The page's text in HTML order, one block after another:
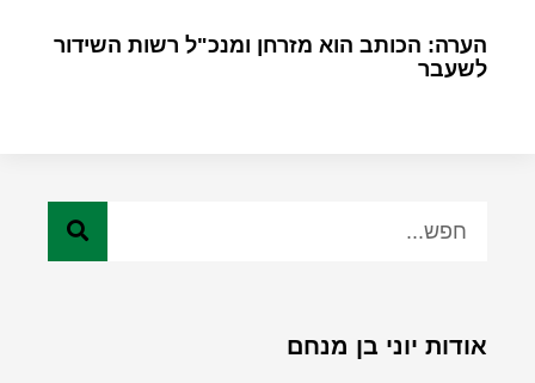
הערה: הכותב הוא מזרחן ומנכ"ל רשות השידור
לשעבר
אודות יוני בן מנחם